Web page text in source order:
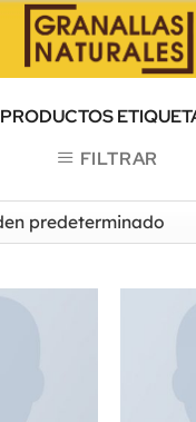
PRODUCTOS
FILTRAR